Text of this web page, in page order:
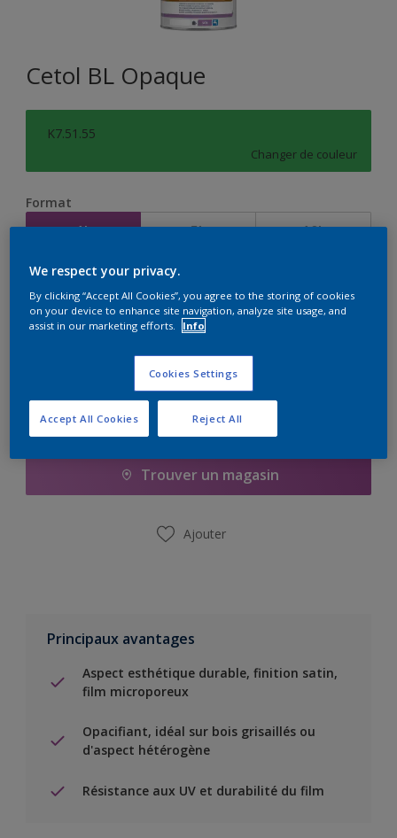
Cetol BL Opaque
K7.51.55
Changer de couleur
Format
1L 5L 10L
Quantité Calculateur de peinture
Calculer
Ajouter à la liste d’achats
Trouver un magasin
Ajouter
Principaux avantages
Aspect esthétique durable, finition satin,
film microporeux
Opacifiant, idéal sur bois grisaillés ou
d'aspect hétérogène
Résistance aux UV et durabilité du film
We respect your privacy.
By clicking “Accept All Cookies”, you agree to the storing of cookies
on your device to enhance site navigation, analyze site usage, and
assist in our marketing efforts.
Info
Cookies Settings
Reject All
Accept All Cookies